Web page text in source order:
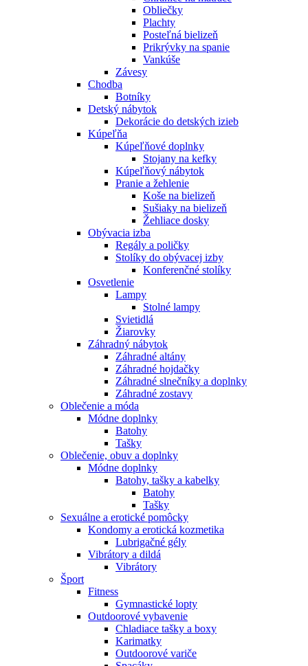
Obliečky
Plachty
Posteľná bielizeň
Prikrývky na spanie
Vankúše
Závesy
Chodba
Botníky
Detský nábytok
Dekorácie do detských izieb
Kúpeľňa
Kúpeľňové doplnky
Stojany na kefky
Kúpeľňový nábytok
Pranie a žehlenie
Koše na bielizeň
Sušiaky na bielizeň
Žehliace dosky
Obývacia izba
Regály a poličky
Stolíky do obývacej izby
Konferenčné stolíky
Osvetlenie
Lampy
Stolné lampy
Svietidlá
Žiarovky
Záhradný nábytok
Záhradné altány
Záhradné hojdačky
Záhradné slnečníky a doplnky
Záhradné zostavy
Oblečenie a móda
Módne doplnky
Batohy
Tašky
Oblečenie, obuv a doplnky
Módne doplnky
Batohy, tašky a kabelky
Batohy
Tašky
Sexuálne a erotické pomôcky
Kondomy a erotická kozmetika
Lubrigačné gély
Vibrátory a dildá
Vibrátory
Šport
Fitness
Gymnastické lopty
Outdoorové vybavenie
Chladiace tašky a boxy
Karimatky
Outdoorové variče